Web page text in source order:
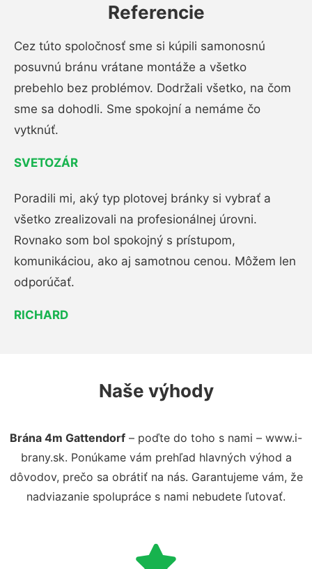
Referencie
Cez túto spoločnosť sme si kúpili samonosnú
posuvnú bránu vrátane montáže a všetko
prebehlo bez problémov. Dodržali všetko, na čom
sme sa dohodli. Sme spokojní a nemáme čo
vytknúť.
SVETOZÁR
Poradili mi, aký typ plotovej bránky si vybrať a
všetko zrealizovali na profesionálnej úrovni.
Rovnako som bol spokojný s prístupom,
komunikáciou, ako aj samotnou cenou. Môžem len
odporúčať.
RICHARD
Naše výhody
Brána 4m Gattendorf – poďte do toho s nami – www.i-
brany.sk. Ponúkame vám prehľad hlavných výhod a
dôvodov, prečo sa obrátiť na nás. Garantujeme vám, že
nadviazanie spolupráce s nami nebudete ľutovať.